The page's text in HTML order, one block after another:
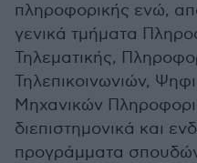
πληροφορικής ενώ,
γενικά τμήματα
Τηλεματικής,
Τηλεπικοινωνιών,
Μηχανικών
διεπιστημονικά και
προγράμματα